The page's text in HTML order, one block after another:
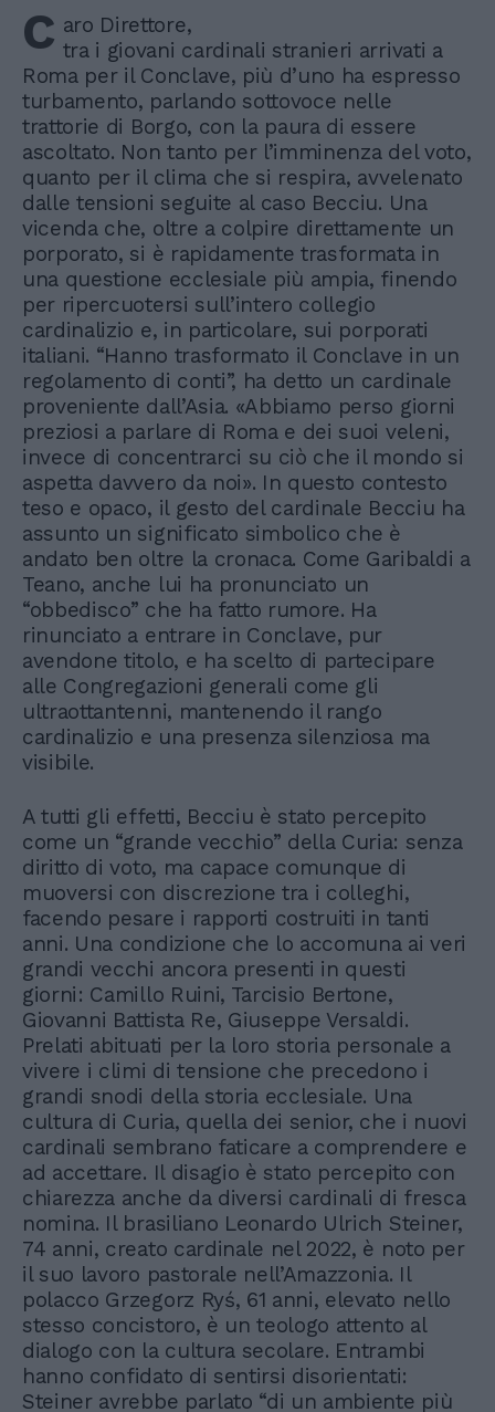
C aro Direttore,
tra i giovani cardinali stranieri arrivati a
Roma per il Conclave, più d’uno ha espresso
turbamento, parlando sottovoce nelle
trattorie di Borgo, con la paura di essere
ascoltato. Non tanto per l’imminenza del voto,
quanto per il clima che si respira, avvelenato
dalle tensioni seguite al caso Becciu. Una
vicenda che, oltre a colpire direttamente un
porporato, si è rapidamente trasformata in
una questione ecclesiale più ampia, finendo
per ripercuotersi sull’intero collegio
cardinalizio e, in particolare, sui porporati
italiani. “Hanno trasformato il Conclave in un
regolamento di conti”, ha detto un cardinale
proveniente dall’Asia. «Abbiamo perso giorni
preziosi a parlare di Roma e dei suoi veleni,
invece di concentrarci su ciò che il mondo si
aspetta davvero da noi». In questo contesto
teso e opaco, il gesto del cardinale Becciu ha
assunto un significato simbolico che è
andato ben oltre la cronaca. Come Garibaldi a
Teano, anche lui ha pronunciato un
“obbedisco” che ha fatto rumore. Ha
rinunciato a entrare in Conclave, pur
avendone titolo, e ha scelto di partecipare
alle Congregazioni generali come gli
ultraottantenni, mantenendo il rango
cardinalizio e una presenza silenziosa ma
visibile.
A tutti gli effetti, Becciu è stato percepito
come un “grande vecchio” della Curia: senza
diritto di voto, ma capace comunque di
muoversi con discrezione tra i colleghi,
facendo pesare i rapporti costruiti in tanti
anni. Una condizione che lo accomuna ai veri
grandi vecchi ancora presenti in questi
giorni: Camillo Ruini, Tarcisio Bertone,
Giovanni Battista Re, Giuseppe Versaldi.
Prelati abituati per la loro storia personale a
vivere i climi di tensione che precedono i
grandi snodi della storia ecclesiale. Una
cultura di Curia, quella dei senior, che i nuovi
cardinali sembrano faticare a comprendere e
ad accettare. Il disagio è stato percepito con
chiarezza anche da diversi cardinali di fresca
nomina. Il brasiliano Leonardo Ulrich Steiner,
74 anni, creato cardinale nel 2022, è noto per
il suo lavoro pastorale nell’Amazzonia. Il
polacco Grzegorz Ryś, 61 anni, elevato nello
stesso concistoro, è un teologo attento al
dialogo con la cultura secolare. Entrambi
hanno confidato di sentirsi disorientati:
Steiner avrebbe parlato “di un ambiente più